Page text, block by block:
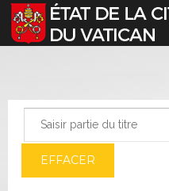
Sélectionnez votre langue
EFFACER